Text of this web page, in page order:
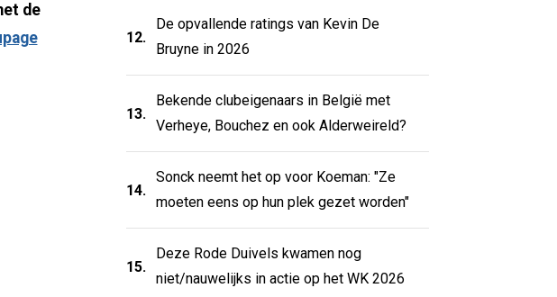
de
12.
De opvallende ratings van Kevin De
Bruyne in 2026
13.
Bekende clubeigenaars in België met
Verheye, Bouchez en ook Alderweireld?
14.
Sonck neemt het op voor Koeman: "Ze
moeten eens op hun plek gezet worden"
15.
Deze Rode Duivels kwamen nog
niet/nauwelijks in actie op het WK 2026